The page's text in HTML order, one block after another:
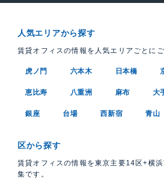
人気エリアから探す
賃貸オフィスの情報を人気エリアごとに
虎ノ門 六本木 日本橋
恵比寿 八重洲 麻布 大
銀座 台場 西新宿 青山
区から探す
賃貸オフィスの情報を東京主要14区+横
集です。